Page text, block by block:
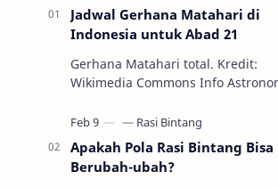
Jadwal Gerhana Matahari di
Indonesia untuk Abad 21
Gerhana Matahari total. Kredit:
Wikimedia Commons Info Astronomy -
gerhana Matahari akan terjadi
22…
Apakah Pola Rasi Bintang Bisa
Berubah-ubah?